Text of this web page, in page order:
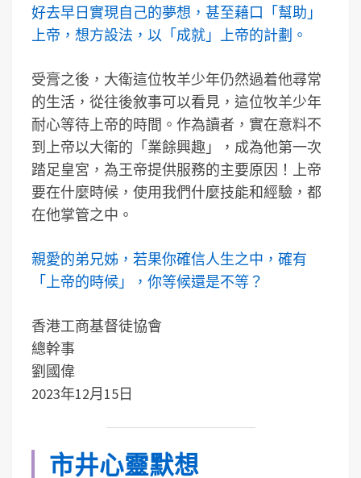
好去早日實現自己的夢想，甚至藉口「幫助」
上帝，想方設法，以「成就」上帝的計劃。
受膏之後，大衛這位牧羊少年仍然過着他尋常
的生活，從往後敘事可以看見，這位牧羊少年
耐心等待上帝的時間。作為讀者，實在意料不
到上帝以大衛的「業餘興趣」，成為他第一次
踏足皇宮，為王帝提供服務的主要原因！上帝
要在什麼時候，使用我們什麼技能和經驗，都
在他掌管之中。
親愛的弟兄姊，若果你確信人生之中，確有
「上帝的時候」，你等候還是不等？
香港工商基督徒協會
總幹事
劉國偉
2023年12月15日
市井心靈默想